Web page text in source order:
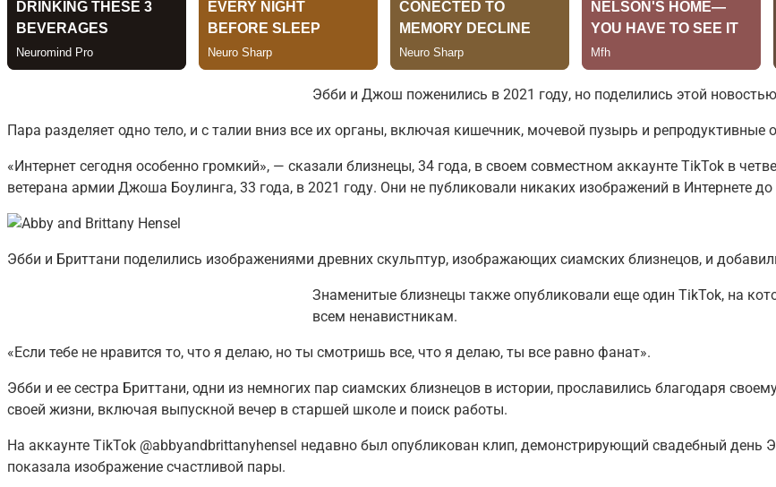
Эбби и Джош поженились в 2021 году, но поделились этой
Пара разделяет одно тело, и с талии вниз все их органы, включая кишечник, мочевой пузырь и репродуктивные
«Интернет сегодня особенно громкий», — сказали близнецы, 34 года, в своем совместном аккаунте TikTok в
ветерана армии Джоша Боулинга, 33 года, в 2021 году. Они не публиковали никаких изображений в Интернете
Эбби и Бриттани поделились изображениями древних скульптур, изображающих сиамских близнецов, и
Знаменитые близнецы также опубликовали еще один TikTok, на
всем ненавистникам.
«Если тебе не нравится то, что я делаю, но ты смотришь все, что я делаю, ты все равно фанат».
Эбби и ее сестра Бриттани, одни из немногих пар сиамских близнецов в истории, прославились благодаря
своей жизни, включая выпускной вечер в старшей школе и поиск работы.
На аккаунте TikTok @abbyandbrittanyhensel недавно был опубликован клип, демонстрирующий свадебный день
показала изображение счастливой пары.